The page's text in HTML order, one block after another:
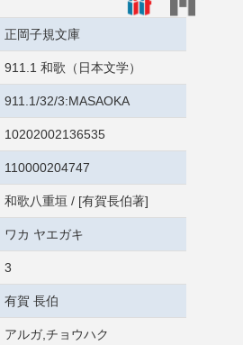
正岡子規文庫
911.1 和歌（日本文学）
911.1/32/3:MASAOKA
10202002136535
110000204747
和歌八重垣 / [有賀長伯著]
ワカ ヤエガキ
3
有賀 長伯
アルガ,チョウハク